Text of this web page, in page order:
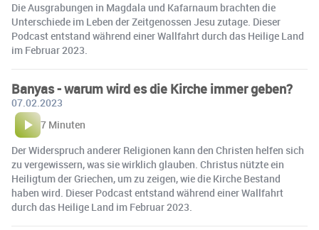
Die Ausgrabungen in Magdala und Kafarnaum brachten die
Unterschiede im Leben der Zeitgenossen Jesu zutage. Dieser
Podcast entstand während einer Wallfahrt durch das Heilige Land
im Februar 2023.
Banyas - warum wird es die Kirche immer geben?
07.02.2023
7 Minuten
Der Widerspruch anderer Religionen kann den Christen helfen sich
zu vergewissern, was sie wirklich glauben. Christus nützte ein
Heiligtum der Griechen, um zu zeigen, wie die Kirche Bestand
haben wird. Dieser Podcast entstand während einer Wallfahrt
durch das Heilige Land im Februar 2023.